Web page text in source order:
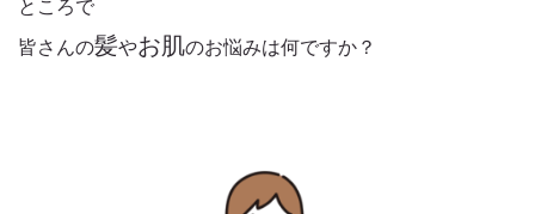
ところで
皆さんの髪やお肌のお悩みは何ですか？